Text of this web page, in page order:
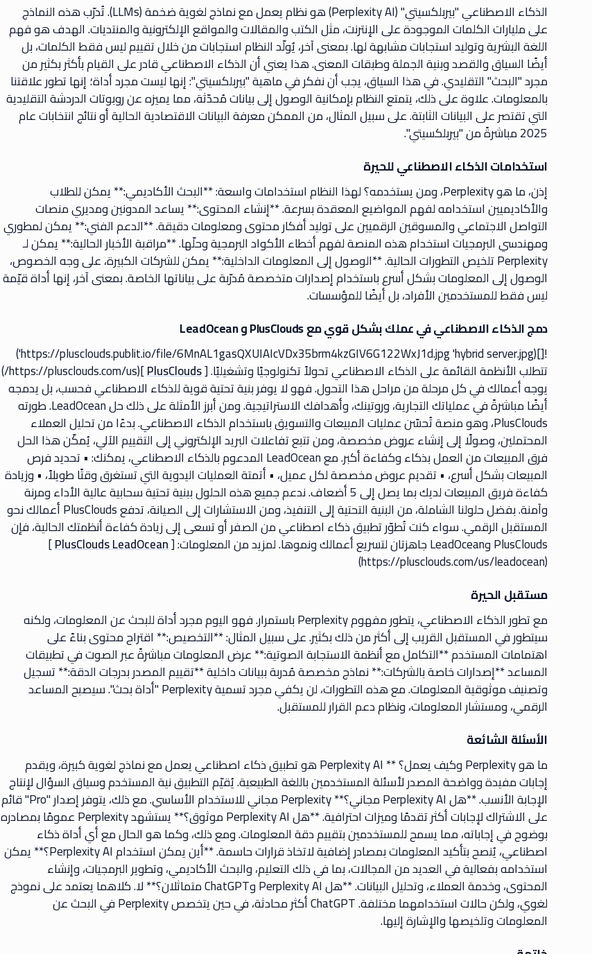
الذكاء الاصطناعي "بيربلكسيتي" (Perplexity AI) هو نظام يعمل مع نماذج لغوية ضخمة (LLMs). تُدرّب هذه النماذج
على مليارات الكلمات الموجودة على الإنترنت، مثل الكتب والمقالات والمواقع الإلكترونية والمنتديات. الهدف هو فهم
اللغة البشرية وتوليد استجابات مشابهة لها. بمعنى آخر، يُولّد النظام استجابات من خلال تقييم ليس فقط الكلمات، بل
أيضًا السياق والقصد وبنية الجملة وطبقات المعنى. هذا يعني أن الذكاء الاصطناعي قادر على القيام بأكثر بكثير من
مجرد "البحث" التقليدي. في هذا السياق، يجب أن نفكر في ماهية "بيربلكسيتي": إنها ليست مجرد أداة؛ إنها تطور علاقتنا
بالمعلومات. علاوة على ذلك، يتمتع النظام بإمكانية الوصول إلى بيانات مُحدّثة، مما يميزه عن روبوتات الدردشة التقليدية
التي تقتصر على البيانات الثابتة. على سبيل المثال، من الممكن معرفة البيانات الاقتصادية الحالية أو نتائج انتخابات عام
2025 مباشرةً من "بيربلكسيتي".
استخدامات الذكاء الاصطناعي للحيرة
إذن، ما هو Perplexity، ومن يستخدمه؟ لهذا النظام استخدامات واسعة: **البحث الأكاديمي:** يمكن للطلاب
والأكاديميين استخدامه لفهم المواضيع المعقدة بسرعة. **إنشاء المحتوى:** يساعد المدونين ومديري منصات
التواصل الاجتماعي والمسوقين الرقميين على توليد أفكار محتوى ومعلومات دقيقة. **الدعم الفني:** يمكن لمطوري
ومهندسي البرمجيات استخدام هذه المنصة لفهم أخطاء الأكواد البرمجية وحلّها. **مراقبة الأخبار الحالية:** يمكن لـ
Perplexity تلخيص التطورات الحالية. **الوصول إلى المعلومات الداخلية:** يمكن للشركات الكبيرة، على وجه الخصوص،
الوصول إلى المعلومات بشكل أسرع باستخدام إصدارات متخصصة مُدرّبة على بياناتها الخاصة. بمعنى آخر، إنها أداة قيّمة
ليس فقط للمستخدمين الأفراد، بل أيضًا للمؤسسات.
دمج الذكاء الاصطناعي في عملك بشكل قوي مع PlusClouds و LeadOcean
![](https://plusclouds.publit.io/file/6MnAL1gasQXUIAIcVDx35brm4kzGIV6G122WxJ1d.jpg 'hybrid server.jpg')
تتطلب الأنظمة القائمة على الذكاء الاصطناعي تحولاً تكنولوجيًا وتشغيليًا. [PlusClouds
](https://plusclouds.com/us/)
يوجه أعمالك في كل مرحلة من مراحل هذا التحول. فهو لا يوفر بنية تحتية قوية للذكاء الاصطناعي فحسب، بل يدمجه
أيضًا مباشرةً في عملياتك التجارية، وروتينك، وأهدافك الاستراتيجية. ومن أبرز الأمثلة على ذلك حل LeadOcean. طورته
PlusClouds، وهو منصة تُحسّن عمليات المبيعات والتسويق باستخدام الذكاء الاصطناعي. بدءًا من تحليل العملاء
المحتملين، وصولًا إلى إنشاء عروض مخصصة، ومن تتبع تفاعلات البريد الإلكتروني إلى التقييم الآلي، يُمكّن هذا الحل
فرق المبيعات من العمل بذكاء وكفاءة أكبر. مع LeadOcean المدعوم بالذكاء الاصطناعي، يمكنك: • تحديد فرص
المبيعات بشكل أسرع، • تقديم عروض مخصصة لكل عميل، • أتمتة العمليات اليدوية التي تستغرق وقتًا طويلاً، • وزيادة
كفاءة فريق المبيعات لديك بما يصل إلى 5 أضعاف. ندعم جميع هذه الحلول ببنية تحتية سحابية عالية الأداء ومرنة
وآمنة. بفضل حلولنا الشاملة، من البنية التحتية إلى التنفيذ، ومن الاستشارات إلى الصيانة، تدفع PlusClouds أعمالك نحو
المستقبل الرقمي. سواء كنت تُطوّر تطبيق ذكاء اصطناعي من الصفر أو تسعى إلى زيادة كفاءة أنظمتك الحالية، فإن
PlusClouds وLeadOcean جاهزتان لتسريع أعمالك ونموها. لمزيد من المعلومات: [ PlusClouds LeadOcean
]
(https://plusclouds.com/us/leadocean)
مستقبل الحيرة
مع تطور الذكاء الاصطناعي، يتطور مفهوم Perplexity باستمرار. فهو اليوم مجرد أداة للبحث عن المعلومات، ولكنه
سيتطور في المستقبل القريب إلى أكثر من ذلك بكثير. على سبيل المثال: **التخصيص:** اقتراح محتوى بناءً على
اهتمامات المستخدم **التكامل مع أنظمة الاستجابة الصوتية:** عرض المعلومات مباشرةً عبر الصوت في تطبيقات
المساعد **إصدارات خاصة بالشركات:** نماذج مخصصة مُدربة ببيانات داخلية **تقييم المصدر بدرجات الدقة:** تسجيل
وتصنيف موثوقية المعلومات. مع هذه التطورات، لن يكفي مجرد تسمية Perplexity "أداة بحث". سيصبح المساعد
الرقمي، ومستشار المعلومات، ونظام دعم القرار للمستقبل.
الأسئلة الشائعة
ما هو Perplexity وكيف يعمل؟ ** Perplexity AI هو تطبيق ذكاء اصطناعي يعمل مع نماذج لغوية كبيرة، ويقدم
إجابات مفيدة وواضحة المصدر لأسئلة المستخدمين باللغة الطبيعية. يُقيّم التطبيق نية المستخدم وسياق السؤال لإنتاج
الإجابة الأنسب. **هل Perplexity AI مجاني؟** Perplexity مجاني للاستخدام الأساسي. مع ذلك، يتوفر إصدار "Pro" قائم
على الاشتراك لإجابات أكثر تقدمًا وميزات احترافية. **هل Perplexity AI موثوق؟** يستشهد Perplexity عمومًا بمصادره
بوضوح في إجاباته، مما يسمح للمستخدمين بتقييم دقة المعلومات. ومع ذلك، وكما هو الحال مع أي أداة ذكاء
اصطناعي، يُنصح بتأكيد المعلومات بمصادر إضافية لاتخاذ قرارات حاسمة. **أين يمكن استخدام Perplexity AI؟** يمكن
استخدامه بفعالية في العديد من المجالات، بما في ذلك التعليم، والبحث الأكاديمي، وتطوير البرمجيات، وإنشاء
المحتوى، وخدمة العملاء، وتحليل البيانات. **هل Perplexity AI وChatGPT متماثلان؟** لا. كلاهما يعتمد على نموذج
لغوي، ولكن حالات استخدامهما مختلفة. ChatGPT أكثر محادثة، في حين يتخصص Perplexity في البحث عن
المعلومات وتلخيصها والإشارة إليها.